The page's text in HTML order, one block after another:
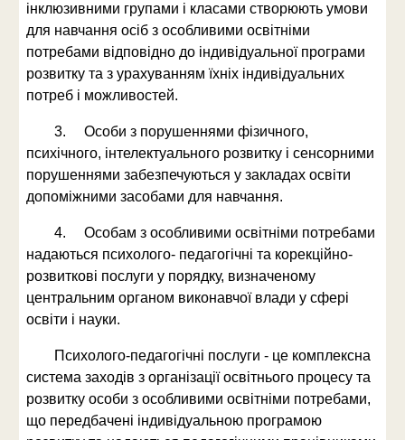
інклюзивними групами і класами створюють умови
для навчання осіб з особливими освітніми
потребами відповідно до індивідуальної програми
розвитку та з урахуванням їхніх індивідуальних
потреб і можливостей.
3. Особи з порушеннями фізичного,
психічного, інтелектуального розвитку і сенсорними
порушеннями забезпечуються у закладах освіти
допоміжними засобами для навчання.
4. Особам з особливими освітніми потребами
надаються психолого- педагогічні та корекційно-
розвиткові послуги у порядку, визначеному
центральним органом виконавчої влади у сфері
освіти і науки.
Психолого-педагогічні послуги - це комплексна
система заходів з організації освітнього процесу та
розвитку особи з особливими освітніми потребами,
що передбачені індивідуальною програмою